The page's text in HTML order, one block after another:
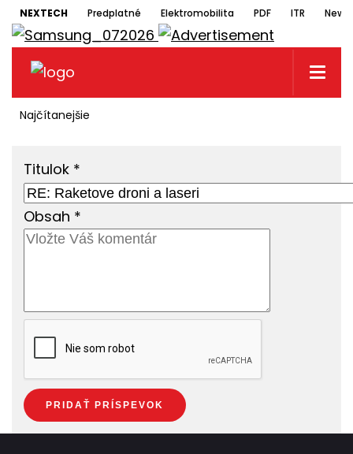
NEXTECH Predplatné Elektromobilita PDF ITR
Najčítanejšie
Titulok *
Obsah *